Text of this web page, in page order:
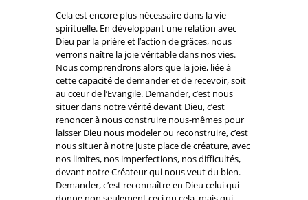
Cela est encore plus nécessaire dans la vie
spirituelle. En développant une relation avec
Dieu par la prière et l’action de grâces, nous
verrons naître la joie véritable dans nos vies.
Nous comprendrons alors que la joie, liée à
cette capacité de demander et de recevoir, soit
au cœur de l’Evangile. Demander, c’est nous
situer dans notre vérité devant Dieu, c’est
renoncer à nous construire nous-mêmes pour
laisser Dieu nous modeler ou reconstruire, c’est
nous situer à notre juste place de créature, avec
nos limites, nos imperfections, nos difficultés,
devant notre Créateur qui nous veut du bien.
Demander, c’est reconnaître en Dieu celui qui